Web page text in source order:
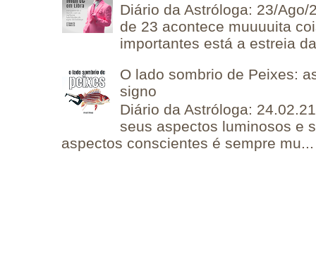
Diário da Astróloga: 23/
de 23 acontece muuuuita
importantes está a estreia
O lado sombrio de Peixes:
signo
Diário da Astróloga:
seus aspectos luminosos e
aspectos conscientes é sempre mu...